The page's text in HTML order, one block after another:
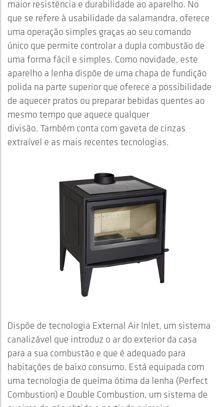
maior resistência e durabilidade ao aparelho. No
que se refere à usabilidade da salamandra, oferece
uma operação simples graças ao seu comando
único que permite controlar a dupla combustão de
uma forma fácil e simples. Como novidade, este
aparelho a lenha dispõe de uma chapa de fundição
polida na parte superior que oferece a possibilidade
de aquecer pratos ou preparar bebidas quentes ao
mesmo tempo que aquece qualquer
divisão. Também conta com gaveta de cinzas
extraível e as mais recentes tecnologias.
Dispõe de tecnologia External Air Inlet, um sistema
canalizável que introduz o ar do exterior da casa
para a sua combustão e que é adequado para
habitações de baixo consumo. Está equipada com
uma tecnologia de queima ótima da lenha (Perfect
Combustion) e Double Combustion, um sistema de